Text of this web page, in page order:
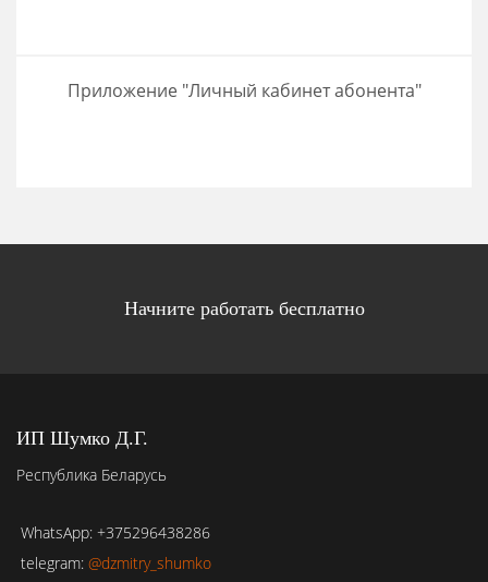
Приложение "Личный кабинет абонента"
Начните работать бесплатно
ИП Шумко Д.Г.
Республика Беларусь
WhatsApp: +375296438286
telegram: @dzmitry_shumko